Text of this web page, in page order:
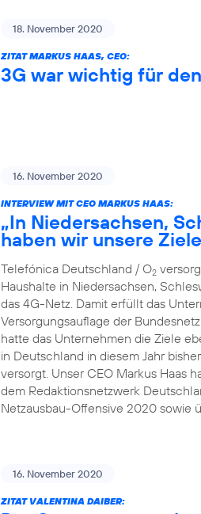
18. November 2020
ZITAT MARKUS HAAS, CEO:
3G war wichtig für
16. November 2020
INTERVIEW MIT CEO MARKUS HAAS:
„In Niedersachsen,
haben wir unsere
Telefónica Deutschland / O2
Haushalte in Niedersachsen,
das 4G-Netz. Damit erfüllt das
Versorgungsauflage der
hatte das Unternehmen die Ziele
in Deutschland in diesem Jahr
versorgt. Unser CEO Markus Haas
dem Redaktionsnetzwerk
Netzausbau-Offensive 2020 sowie
16. November 2020
ZITAT VALENTINA DAIBER: